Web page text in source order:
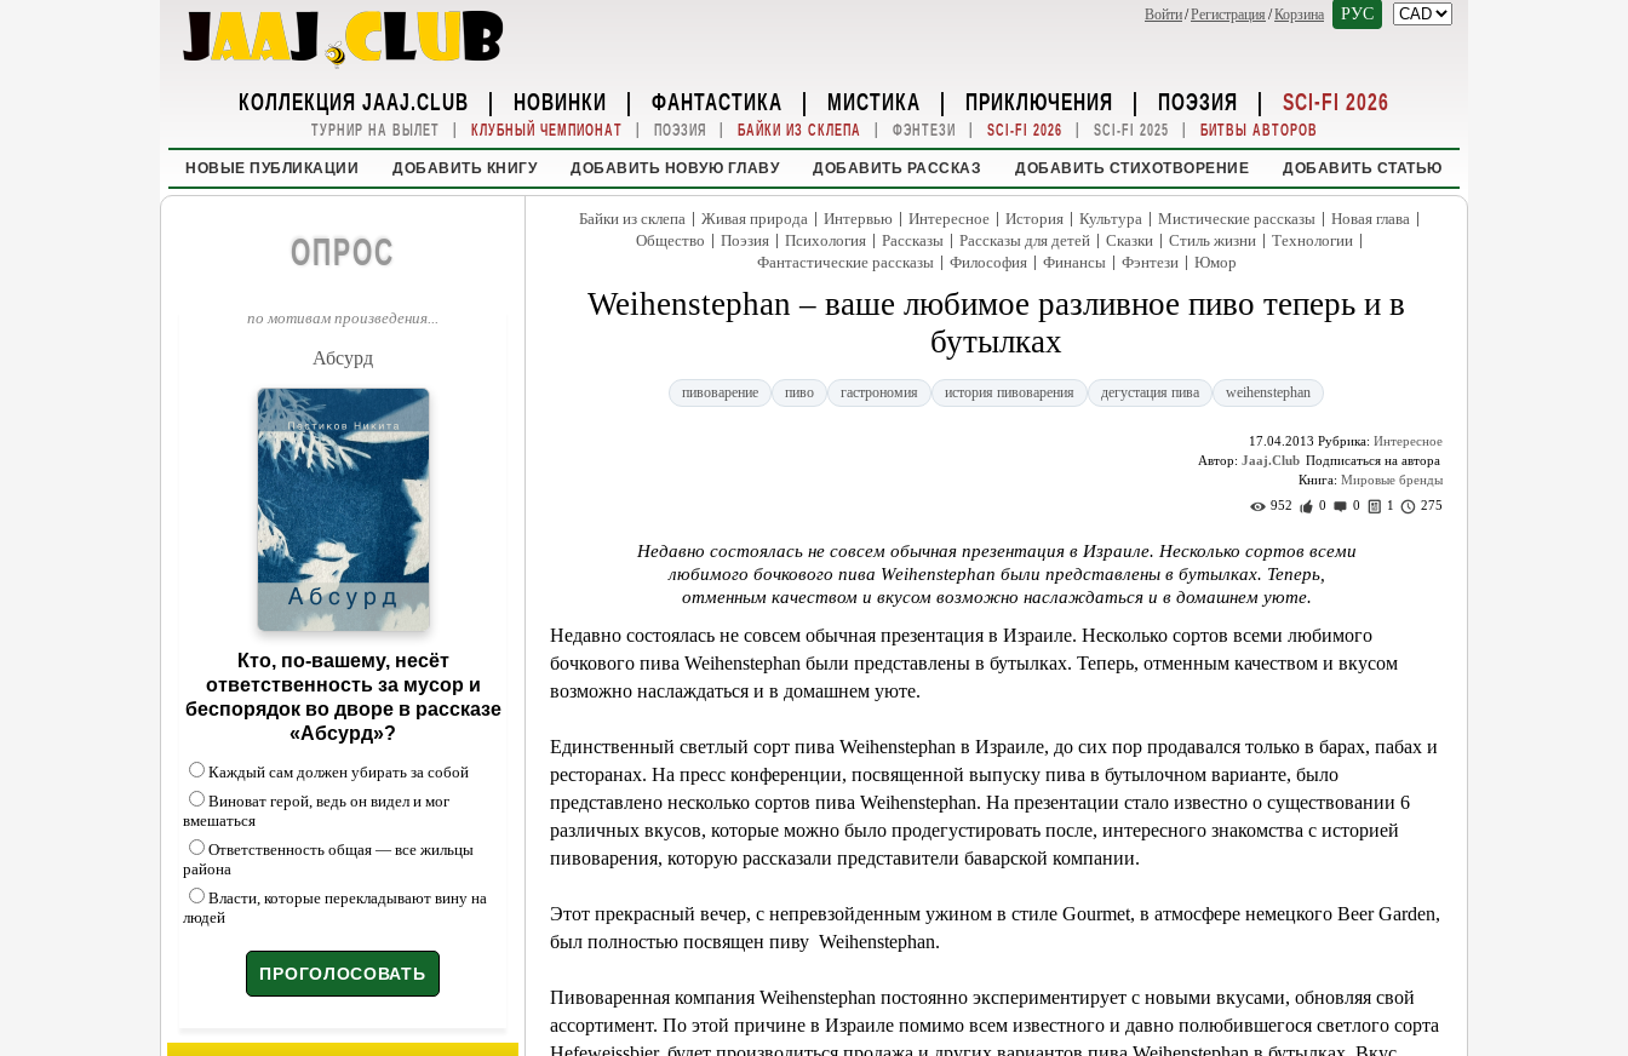
Войти/Регистрация /Корзина РУС
КОЛЛЕКЦИЯ JAAJ.CLUB | НОВИНКИ | ФАНТАСТИКА | МИСТИКА | ПРИКЛЮЧЕНИЯ | ПОЭЗИЯ | SCI-FI 2026
ТУРНИР НА ВЫЛЕТ | КЛУБНЫЙ ЧЕМПИОНАТ | ПОЭЗИЯ | БАЙКИ ИЗ СКЛЕПА | ФЭНТЕЗИ | SCI-FI 2026 | SCI-FI 2025 | БИТВЫ АВТОРОВ
НОВЫЕ ПУБЛИКАЦИИ ДОБАВИТЬ КНИГУ ДОБАВИТЬ НОВУЮ ГЛАВУ ДОБАВИТЬ РАССКАЗ ДОБАВИТЬ СТИХОТВОРЕНИЕ ДОБАВИТЬ СТАТЬЮ
ОПРОС
по мотивам произведения...
Абсурд
Кто, по-вашему, несёт
ответственность за мусор и
беспорядок во дворе в рассказе
«Абсурд»?
Каждый сам должен убирать за собой
Виноват герой, ведь он видел и мог
вмешаться
Ответственность общая — все жильцы
района
Власти, которые перекладывают вину на
людей
Байки из склепа | Живая природа | Интервью | Интересное | История | Культура | Мистические рассказы | Новая глава |
Общество | Поэзия | Психология | Рассказы | Рассказы для детей | Сказки | Стиль жизни | Технологии |
Фантастические рассказы | Философия | Финансы | Фэнтези | Юмор
Weihenstephan – ваше любимое разливное пиво теперь и в
бутылках
пивоварение пиво гастрономия история пивоварения дегустация пива weihenstephan
17.04.2013 Рубрика: Интересное
Автор: Jaaj.Club
Книга: Мировые бренды
952
0 0 1 275
Недавно состоялась не совсем обычная презентация в Израиле. Несколько сортов всеми
любимого бочкового пива Weihenstephan были представлены в бутылках. Теперь,
отменным качеством и вкусом возможно наслаждаться и в домашнем уюте.
Недавно состоялась не совсем обычная презентация в Израиле. Несколько сортов всеми любимого
бочкового пива Weihenstephan были представлены в бутылках. Теперь, отменным качеством и вкусом
возможно наслаждаться и в домашнем уюте.
Единственный светлый сорт пива Weihenstephan в Израиле, до сих пор продавался только в барах, пабах и
ресторанах. На пресс конференции, посвященной выпуску пива в бутылочном варианте, было
представлено несколько сортов пива Weihenstephan. На презентации стало известно о существовании 6
различных вкусов, которые можно было продегустировать после, интересного знакомства с историей
пивоварения, которую рассказали представители баварской компании.
Этот прекрасный вечер, с непревзойденным ужином в стиле Gourmet, в атмосфере немецкого Beer Garden,
был полностью посвящен пиву Weihenstephan.
Пивоваренная компания Weihenstephan постоянно экспериментирует с новыми вкусами, обновляя свой
ассортимент. По этой причине в Израиле помимо всем известного и давно полюбившегося светлого сорта